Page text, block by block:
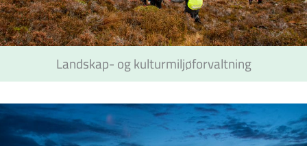
Landskap- og kulturmiljøforvaltning